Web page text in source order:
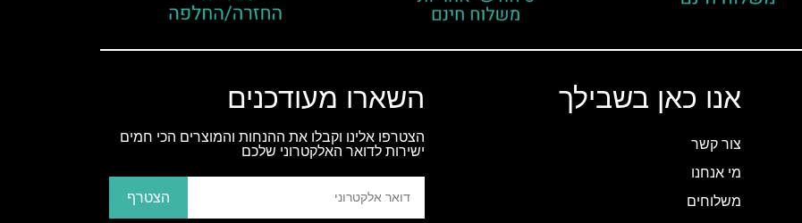
אנו כאן בשבילך
צור קשר
מי אנחנו
משלוחים
השארו מעודכנים
הצטרפו אלינו וקבלו את ההנחות והמוצרים הכי חמים
ישירות לדואר האלקטרוני שלכם
הצטרף